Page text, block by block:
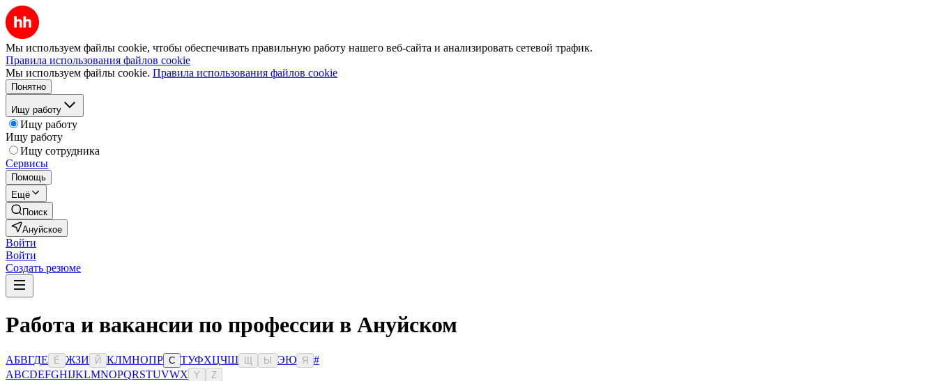
Мы используем файлы cookie, чтобы обеспечивать правильную работу нашего веб-сайта и анализировать сетевой трафик.
Правила использования файлов cookie
Мы используем файлы cookie. Правила использования файлов cookie
Понятно
Ищу работу
Ищу работу
Ищу работу
Ищу сотрудника
Сервисы
Помощь
Ещё
Поиск
Ануйское
Войти
Войти
Создать резюме
Работа и вакансии по профессии в Ануйском
АБВГДЕ Ё ЖЗИ Й КЛМНОПР С ТУФХЦЧШ Ы ЭЮ Я
#
ABCDEFGHIJKLMNOPQRSTUVWX Y Z